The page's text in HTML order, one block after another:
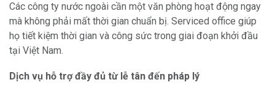
Các công ty nước ngoài cần một văn phòng hoạt động ngay
mà không phải mất thời gian chuẩn bị. Serviced office giúp
họ tiết kiệm thời gian và công sức trong giai đoạn khởi đầu
tại Việt Nam.
Dịch vụ hỗ trợ đầy đủ từ lễ tân đến pháp lý